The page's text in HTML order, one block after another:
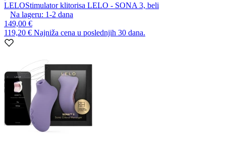
LELOStimulator klitorisa LELO - SONA 3, beli
Na lageru: 1-2 dana
149,00 €
119,20 € Najniža cena u poslednjih 30 dana.